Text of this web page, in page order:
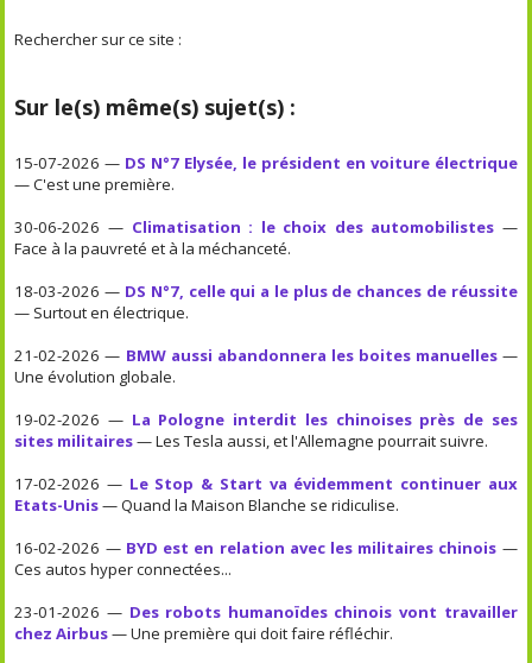
Rechercher sur ce site :
Sur le(s) même(s) sujet(s) :
15-07-2026 — DS N°7 Elysée, le président en voiture électrique
— C'est une première.
30-06-2026 — Climatisation : le choix des automobilistes —
Face à la pauvreté et à la méchanceté.
18-03-2026 — DS N°7, celle qui a le plus de chances de réussite
— Surtout en électrique.
21-02-2026 — BMW aussi abandonnera les boites manuelles—
Une évolution globale.
19-02-2026 — La Pologne interdit les chinoises près de ses
sites militaires— Les Tesla aussi, et l'Allemagne pourrait suivre.
17-02-2026 — Le Stop & Start va évidemment continuer aux
Etats-Unis— Quand la Maison Blanche se ridiculise.
16-02-2026 — BYD est en relation avec les militaires chinois —
Ces autos hyper connectées...
23-01-2026 — Des robots humanoïdes chinois vont travailler
chez Airbus— Une première qui doit faire réfléchir.